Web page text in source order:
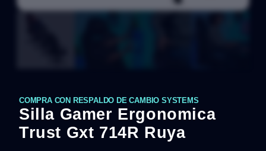
COMPRA CON RESPALDO DE CAMBIO SYSTEMS
Silla Gamer Ergonomica
Trust Gxt 714R Ruya